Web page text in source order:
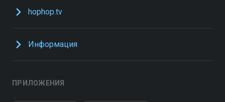
hophop.tv
Информация
ПРИЛОЖЕНИЯ